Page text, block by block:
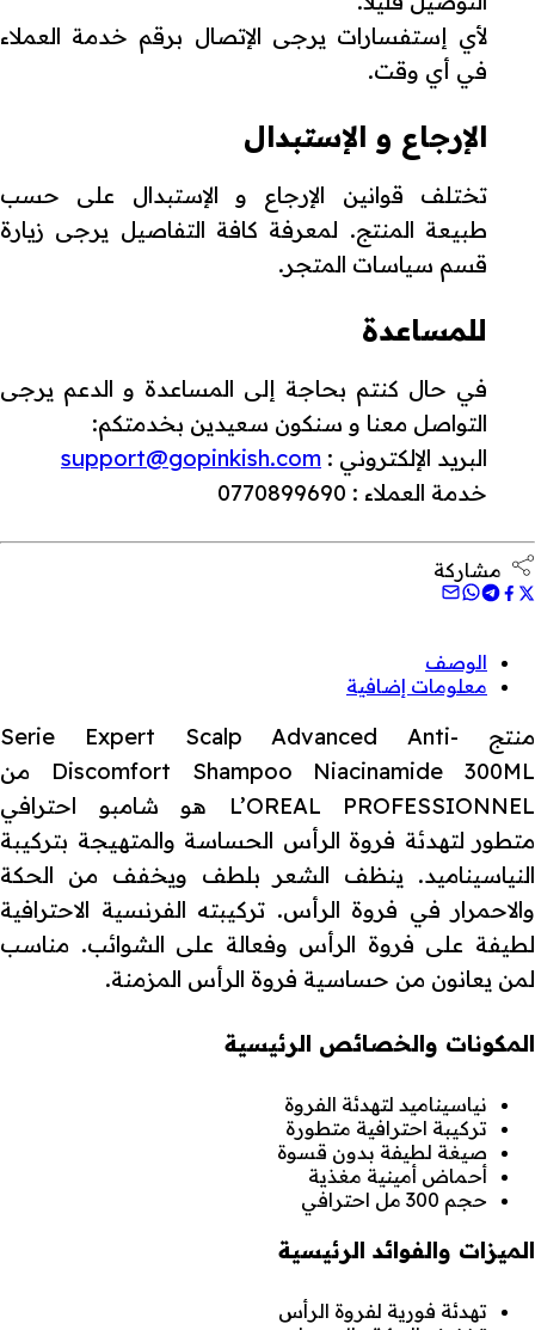
لأي إستفسارات يرجى الإتصال برقم خدمة العملاء
في أي وقت.
الإرجاع و الإستبدال
تختلف قوانين الإرجاع و الإستبدال على حسب
طبيعة المنتج. لمعرفة كافة التفاصيل يرجى زيارة
قسم سياسات المتجر.
للمساعدة
في حال كنتم بحاجة إلى المساعدة و الدعم يرجى
التواصل معنا و سنكون سعيدين بخدمتكم:
البريد الإلكتروني : support@gopinkish.com
خدمة العملاء : 0770899690
مشاركة
الوصف
معلومات إضافية
منتج Serie Expert Scalp Advanced Anti-
Discomfort Shampoo Niacinamide 300ML من
L’OREAL PROFESSIONNEL هو شامبو احترافي
متطور لتهدئة فروة الرأس الحساسة والمتهيجة بتركيبة
النياسيناميد. ينظف الشعر بلطف ويخفف من الحكة
والاحمرار في فروة الرأس. تركيبته الفرنسية الاحترافية
لطيفة على فروة الرأس وفعالة على الشوائب. مناسب
لمن يعانون من حساسية فروة الرأس المزمنة.
المكونات والخصائص الرئيسية
نياسيناميد لتهدئة الفروة
تركيبة احترافية متطورة
صيغة لطيفة بدون قسوة
أحماض أمينية مغذية
حجم 300 مل احترافي
الميزات والفوائد الرئيسية
تهدئة فورية لفروة الرأس